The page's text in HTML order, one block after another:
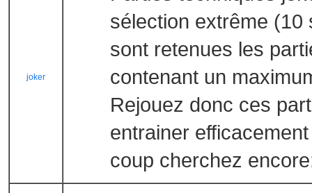
joker
sélection extrême
sont retenues les
contenant un
Rejouez donc ces
entrainer
coup cherchez